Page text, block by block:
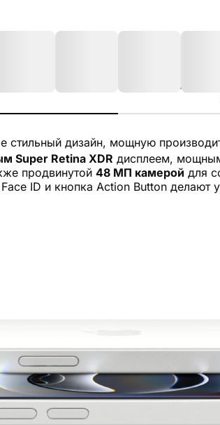
стильный дизайн, мощную
Super Retina XDR дисплеем,
продвинутой 48 МП камерой для
ID и кнопка Action Button делают